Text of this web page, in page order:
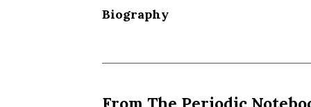
Biography
From The Periodic